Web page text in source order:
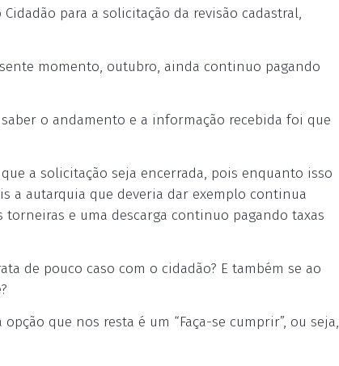
para a solicitação da revisão cadastral,
momento, outubro, ainda continuo pagando
o andamento e a informação recebida foi que
a solicitação seja encerrada, pois enquanto isso
a autarquia que deveria dar exemplo continua
e uma descarga continuo pagando taxas
de pouco caso com o cidadão? E também se ao
que nos resta é um “Faça-se cumprir”, ou seja,